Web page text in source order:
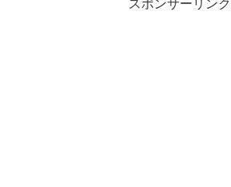
スポンサーリンク